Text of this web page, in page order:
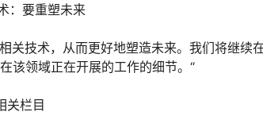
：要重塑未来
关技术，从而更好地塑造未来。我们将继续
该领域正在开展的工作的细节。“
关栏目